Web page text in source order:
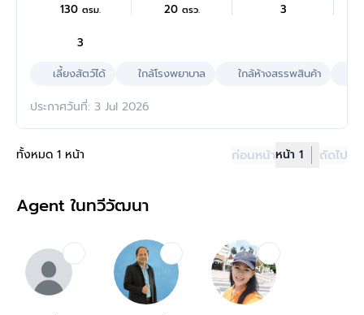
130ตรม. 20 ตรว. 3
3
เลี้ยงสัตว์ได้
ใกล้โรงพยาบาล ใกล้ห้างสรรพสินค้า
ประกาศวันที่: 3 Jul 2026
ทั้งหมด 1 หน้า ก่อนหน้าหน้า 1 ถัดไป
Agent ในทวีวัฒนา